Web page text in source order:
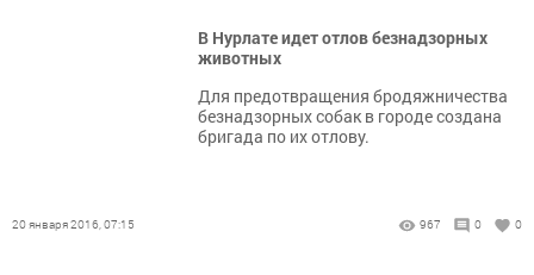
В Нурлате идет отлов безнадзорных
животных
Для предотвращения бродяжничества
безнадзорных собак в городе создана
бригада по их отлову.
20 января 2016, 07:15 967 0 0